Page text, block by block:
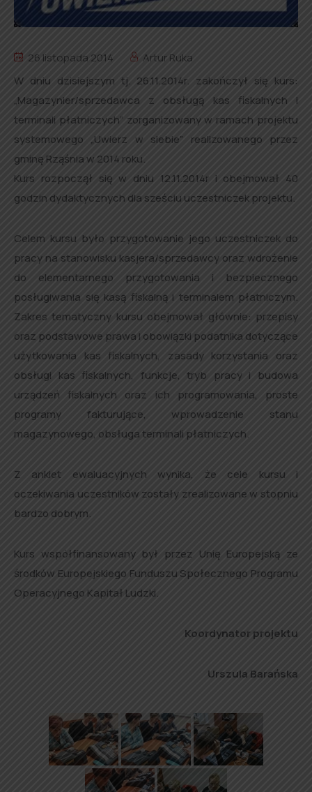
26 listopada 2014
Artur Ruka
W dniu dzisiejszym tj. 26.11.2014r. zakończył się kurs:
„Magazynier/sprzedawca z obsługą kas fiskalnych i
terminali płatniczych” zorganizowany w ramach projektu
systemowego „Uwierz w siebie” realizowanego przez
gminę Rząśnia w 2014 roku.
Kurs rozpoczął się w dniu 12.11.2014r i obejmował 40
godzin dydaktycznych dla sześciu uczestniczek projektu.
Celem kursu było przygotowanie jego uczestniczek do
pracy na stanowisku kasjera/sprzedawcy oraz wdrożenie
do elementarnego przygotowania i bezpiecznego
posługiwania się kasą fiskalną i terminalem płatniczym.
Zakres tematyczny kursu obejmował głównie: przepisy
oraz podstawowe prawa i obowiązki podatnika dotyczące
użytkowania kas fiskalnych, zasady korzystania oraz
obsługi kas fiskalnych, funkcje, tryb pracy i budowa
urządzeń fiskalnych oraz ich programowania, proste
programy fakturujące, wprowadzenie stanu
magazynowego, obsługa terminali płatniczych.
Z ankiet ewaluacyjnych wynika, że cele kursu i
oczekiwania uczestników zostały zrealizowane w stopniu
bardzo dobrym.
Kurs współfinansowany był przez Unię Europejską ze
środków Europejskiego Funduszu Społecznego Programu
Operacyjnego Kapitał Ludzki.
Koordynator projektu
Urszula Barańska